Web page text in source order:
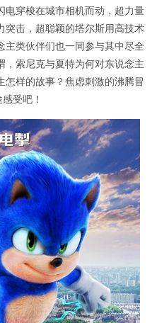
电穿梭在城市相机而动，超力量
突击，超聪颖的塔尔斯用高技术
主类伙伴们也一同参与其中尽全
，索尼克与夏特为何对东说念主
样的故事？焦虑刺激的沸腾冒
受吧！